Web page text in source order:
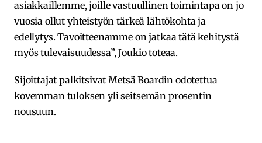
asiakkaillemme, joille vastuullinen toimintapa on jo
vuosia ollut yhteistyön tärkeä lähtökohta ja
edellytys. Tavoitteenamme on jatkaa tätä kehitystä
myös tulevaisuudessa”, Joukio toteaa.
Sijoittajat palkitsivat Metsä Boardin odotettua
kovemman tuloksen yli seitsemän prosentin
nousuun.